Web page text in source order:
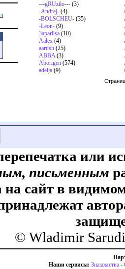
---gRUzilo--- (3)
-Andrej- (4)
-BOLSCHEU- (35)
-Leon- (9)
3aparilsa (10)
Aalex (4)
aartish (25)
ABBA(3)
Aborigen (574)
adelja (9)
или
письменным
на сайт в
© Wladimir
Наши сервисы: Знакомства -